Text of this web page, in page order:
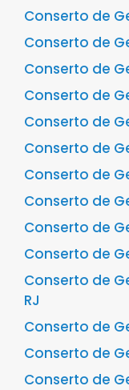
Conserto de
Conserto de
Conserto de
Conserto de
Conserto de
Conserto de
Conserto de
Conserto de
Conserto de
Conserto de
Conserto de
RJ
Conserto de
Conserto de
Conserto de